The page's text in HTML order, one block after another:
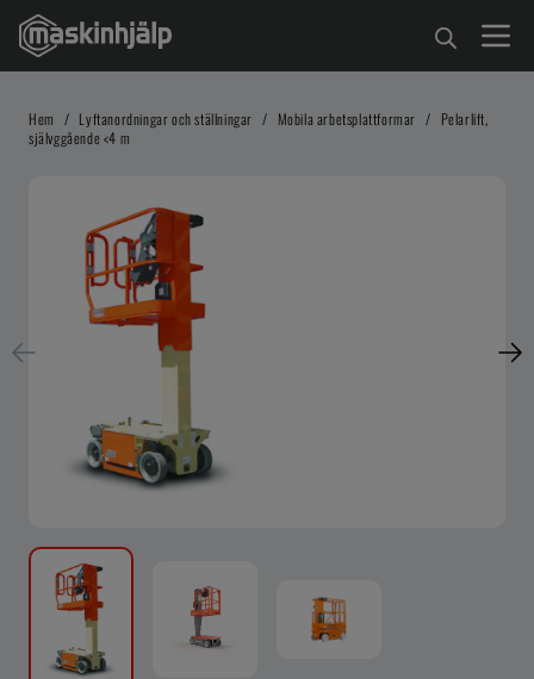
Hem / Lyftanordningar och ställningar / Mobila arbetsplattformar / Pelarlift,
självggående <4 m